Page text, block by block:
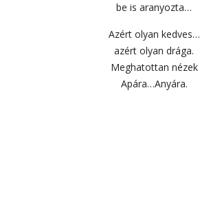
be is aranyozta…
Azért olyan kedves…
azért olyan drága.
Meghatottan nézek
Apára…Anyára.